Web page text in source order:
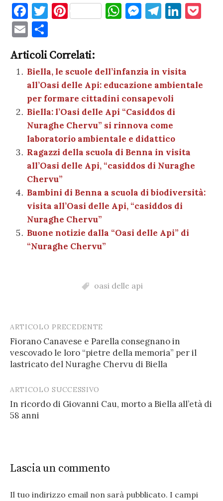
F
a
c
e
b
o
o
k
T
te
r
Pi
es
t
W
A
p
p
M
g
er
T
a
m
Li
dI
n
E
m
ai
l
o
n
di
vi
di
Articoli Correlati:
Biella, le scuole dell’infanzia in visita
all’Oasi delle Api: educazione ambientale
per formare cittadini consapevoli
Biella: l’Oasi delle Api “Casiddos di
Nuraghe Chervu” si rinnova come
laboratorio ambientale e didattico
Ragazzi della scuola di Benna in visita
all’Oasi delle Api, “casiddos di Nuraghe
Chervu”
Bambini di Benna a scuola di biodiversità:
visita all’Oasi delle Api, “casiddos di
Nuraghe Chervu”
Buone notizie dalla “Oasi delle Api” di
“Nuraghe Chervu”
oasi delle api
Post
navigation
ARTICOLO PRECEDENTE
Fiorano Canavese e Parella consegnano in
vescovado le loro “pietre della memoria” per il
lastricato del Nuraghe Chervu di Biella
ARTICOLO SUCCESSIVO
In ricordo di Giovanni Cau, morto a Biella all’età di
58 anni
Lascia un commento
Il tuo indirizzo email non sarà pubblicato. I campi